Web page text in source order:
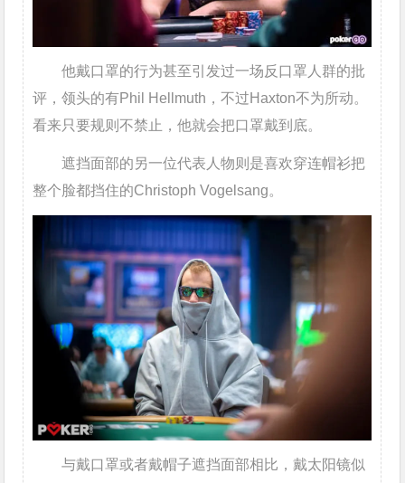
他戴口罩的行为甚至引发过一场反口罩人群的批
评，领头的有Phil Hellmuth，不过Haxton不为所动。
看来只要规则不禁止，他就会把口罩戴到底。
遮挡面部的另一位代表人物则是喜欢穿连帽衫把
整个脸都挡住的Christoph Vogelsang。
与戴口罩或者戴帽子遮挡面部相比，戴太阳镜似